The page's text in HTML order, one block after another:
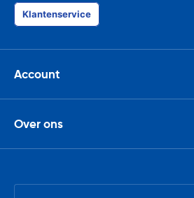
Klantenservice
Account
Over ons